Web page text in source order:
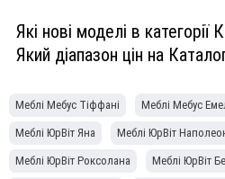
Які нові моделі в
Який діапазон цін на
Меблі Мебус Тіффані Меблі Мебус
Меблі ЮрВіт Яна
Меблі ЮрВіт
Меблі ЮрВіт Роксолана
Меблі ЮрВіт